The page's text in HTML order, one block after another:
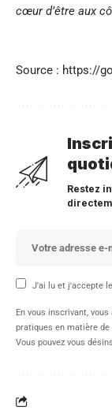
cœur d’être aux
Source : https://
Restez
J'ai lu et j'accepte
En vous inscrivant, vous
pratiques en matière
Vous pouvez vous